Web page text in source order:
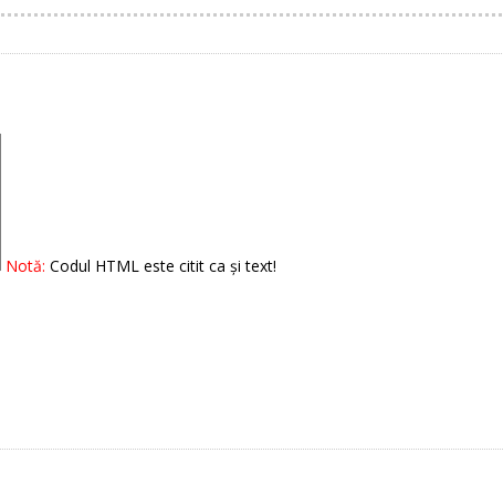
Notă: Codul HTML este citit ca şi text!